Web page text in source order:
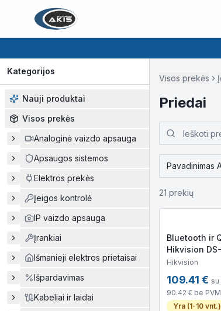
Kategorijos
Nauji produktai
Visos prekės
Analoginė vaizdo apsauga
Apsaugos sistemos
Elektros prekės
Įeigos kontrolė
IP vaizdo apsauga
Įrankiai
Išmanieji elektros prietaisai
Išpardavimas
Kabeliai ir laidai
Visos prekės
Priedai
Pavadinimas
21 prekių
Bluetooth ir
Hikvision
Hikvision
109.41 € su
90.42 € be PVM
Yra (1-10 vnt.)